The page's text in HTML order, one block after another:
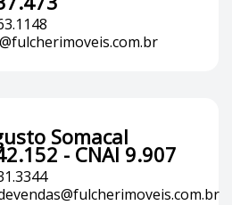
Somacal
- CNAI 9.907